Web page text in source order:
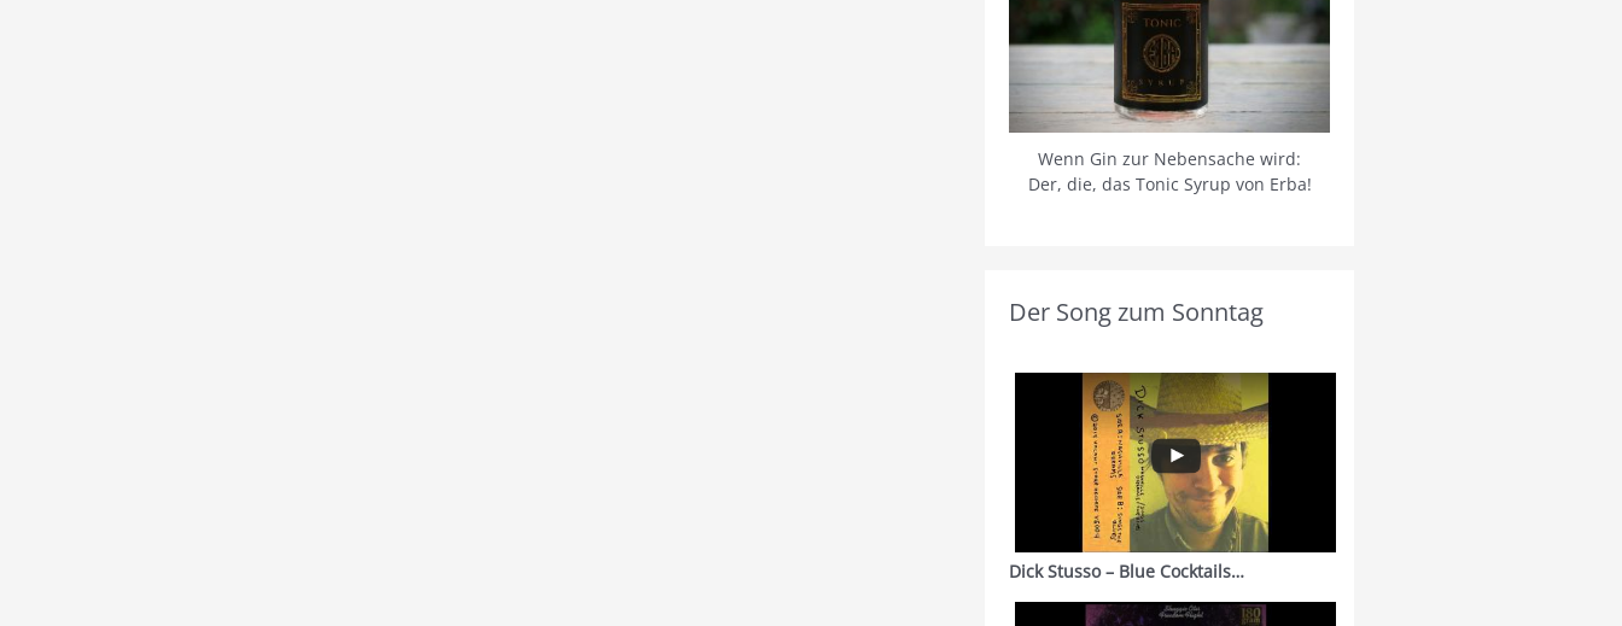
Wenn Gin zur Nebensache wird:
Der, die, das Tonic Syrup von Erba!
Der Song zum Sonntag
Dick Stusso – Blue Cocktails…